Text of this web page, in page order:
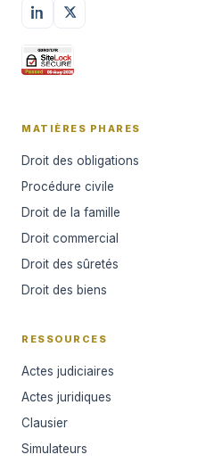
MATIÈRES PHARES
Droit des obligations
Procédure civile
Droit de la famille
Droit commercial
Droit des sûretés
Droit des biens
RESSOURCES
Actes judiciaires
Actes juridiques
Clausier
Simulateurs